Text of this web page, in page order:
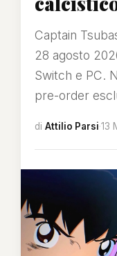
Captain
28 agosto
Switch e PC.
pre-order
di Attilio Parsi·13